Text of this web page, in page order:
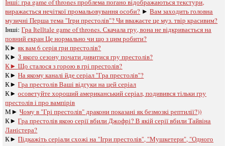
виражається нечіткої промальовування особи? ►Вам заходить головна
музичні Перша тема "Ігри престолів"? Чи вважаєте це муз. твір красивим?
Інші:Гра Іtelltale game of thrones. Скачала гру, вона не відкривається на
повний екран Це нормально чи що з цим робити?
К►як вам 6 серія гри престолів?
К►З якого сезону почати дивитися гру престолів?
К►Що сталося з горою в грі престолів?
К►На якому каналі йде серіал "Гра престолів"?
К►Гра престолів Ваші відгуки на цей серіал
К►осоветуйте хороший американський серіал, подивився тільки гру
престолів і про вампірів
М►Чому в "Грі престолів" дракони показані як безмозкі рептилії?))
К►Гра престолів якою серії вбили Джофрі? В якій серії вбили Тайвіна
Ланістера?
К►Підкажіть серіали схожі на "Ігри престолів", "Мушкетери", "Одного